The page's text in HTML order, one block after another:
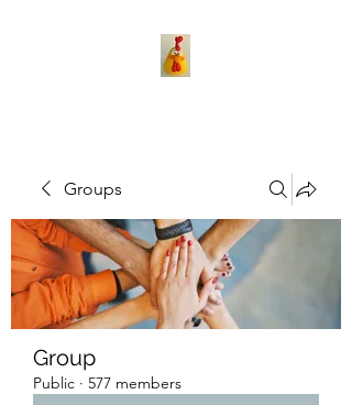
Groups
Group
Public · 577 members